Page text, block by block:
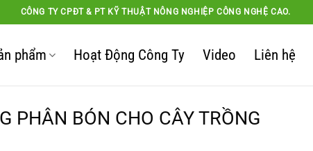
CÔNG TY CPĐT & PT KỸ THUẬT NÔNG NGHIỆP CÔNG NGHỆ CAO.
phẩm Hoạt Động Công Ty Video Liên hệ
PHÂN BÓN CHO CÂY TRỒNG